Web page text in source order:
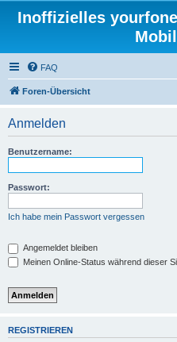
Inoffizielles
FAQ
Foren-Übersicht
Anmelden
Benutzername:
Passwort:
Ich habe mein Passwort vergessen
Angemeldet bleiben
Meinen Online-Status während dieser
REGISTRIEREN